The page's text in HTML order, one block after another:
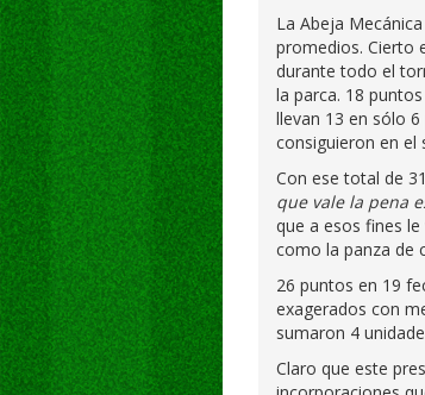
La Abeja
promedios. Cierto
durante todo el
la parca. 18
llevan 13 en sólo
consiguieron en el
Con ese total de
que vale la pena
que a esos fines
como la panza de
26 puntos en 19
exagerados con
sumaron 4
Claro que este